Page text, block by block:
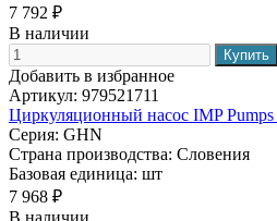
7 792 ₽
В наличии
Добавить в избранное
Артикул: 979521711
Циркуляционный насос IMP
Серия: GHN
Страна производства: Словения
Базовая единица: шт
7 968 ₽
В наличии